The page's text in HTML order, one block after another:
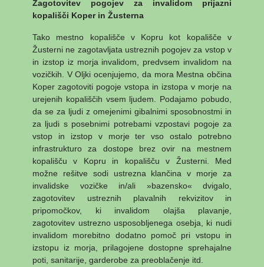
Zagotovitev pogojev za invalidom prijazni
kopališči Koper in Žusterna
Tako mestno kopališče v Kopru kot kopališče v
Žusterni ne zagotavljata ustreznih pogojev za vstop v
in izstop iz morja invalidom, predvsem invalidom na
vozičkih. V Oljki ocenjujemo, da mora Mestna občina
Koper zagotoviti pogoje vstopa in izstopa v morje na
urejenih kopališčih vsem ljudem. Podajamo pobudo,
da se za ljudi z omejenimi gibalnimi sposobnostmi in
za ljudi s posebnimi potrebami vzpostavi pogoje za
vstop in izstop v morje ter vso ostalo potrebno
infrastrukturo za dostope brez ovir na mestnem
kopališču v Kopru in kopališču v Žusterni. Med
možne rešitve sodi ustrezna klančina v morje za
invalidske vozičke in/ali »bazensko« dvigalo,
zagotovitev ustreznih plavalnih rekvizitov in
pripomočkov, ki invalidom olajša plavanje,
zagotovitev ustrezno usposobljenega osebja, ki nudi
invalidom morebitno dodatno pomoč pri vstopu in
izstopu iz morja, prilagojene dostopne sprehajalne
poti, sanitarije, garderobe za preoblačenje itd.